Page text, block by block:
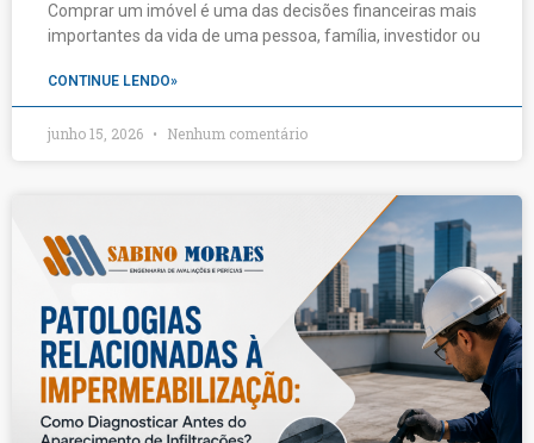
Comprar um imóvel é uma das decisões financeiras mais
importantes da vida de uma pessoa, família, investidor ou
CONTINUE LENDO»
junho 15, 2026 Nenhum comentário